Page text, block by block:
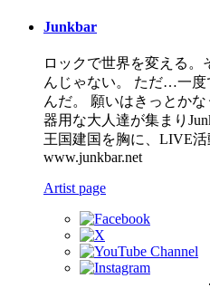
Junkbar
ロックで世界を変える。
んじゃない。 ただ…一度
んだ。 願いはきっとか
器用な大人達が集まり
王国建国を胸に、LIVE
www.junkbar.net
Artist page